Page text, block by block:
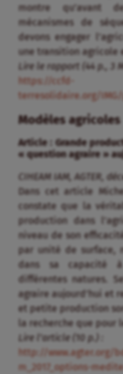
montre qu’avant
mécanismes de
devons engager
une transition agricole
Lire le rapport (44 p., 3
https://ccfd-
terresolidaire.org/
Modèles agricoles
Article : Grande
« question agraire »
CIHEAM IAM, AGTER,
Dans cet article
constate que la
production dans
niveau de son
par unité de surface,
dans sa capacité
différentes natures.
agraire aujourd’hui et
et petite production
la recherche que pour
Lire l’article (10 p.) :
http://www.agter.org/
m_2017_options-